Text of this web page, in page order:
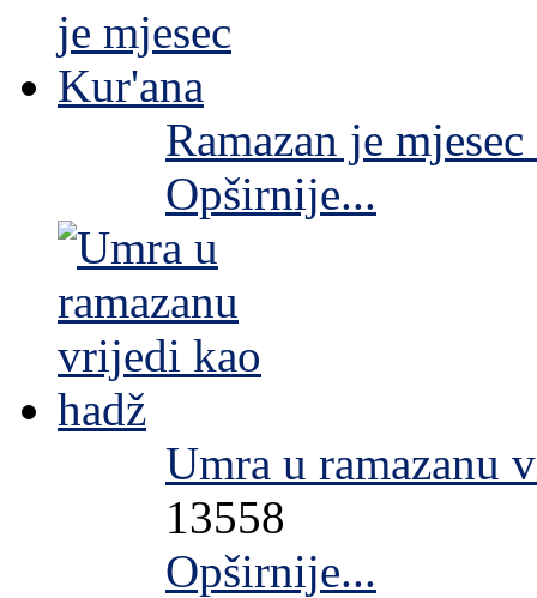
Ramazan je
Opširnije...
Umra u ramazanu
13558
Opširnije...